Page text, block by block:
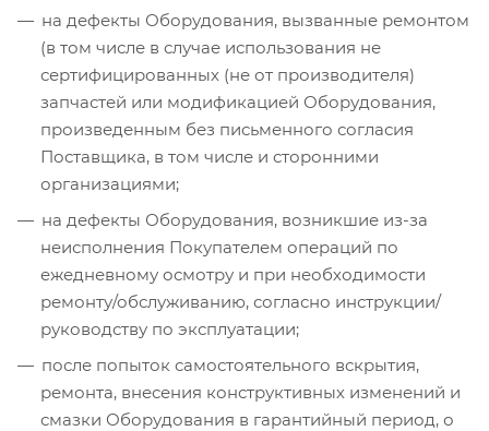
на дефекты Оборудования, вызванные ремонтом
(в том числе в случае использования не
сертифицированных (не от производителя)
запчастей или модификацией Оборудования,
произведенным без письменного согласия
Поставщика, в том числе и сторонними
организациями;
на дефекты Оборудования, возникшие из-за
неисполнения Покупателем операций по
ежедневному осмотру и при необходимости
ремонту/обслуживанию, согласно инструкции/
руководству по эксплуатации;
после попыток самостоятельного вскрытия,
ремонта, внесения конструктивных изменений и
смазки Оборудования в гарантийный период, о